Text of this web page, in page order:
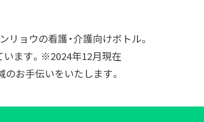
ョウの看護・介護向けボトル。
います。※2024年12月現在
お手伝いをいたします。